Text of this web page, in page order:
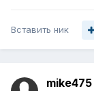
Вставить ник
mike475